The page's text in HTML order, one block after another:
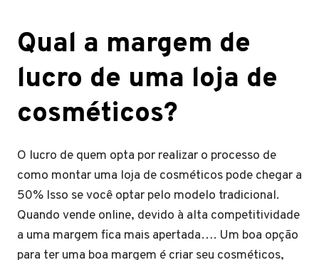
Qual a margem de
lucro de uma loja de
cosméticos?
O lucro de quem opta por realizar o processo de
como montar uma loja de cosméticos pode chegar a
50% Isso se você optar pelo modelo tradicional.
Quando vende online, devido à alta competitividade
a uma margem fica mais apertada…. Um boa opção
para ter uma boa margem é criar seu cosméticos,